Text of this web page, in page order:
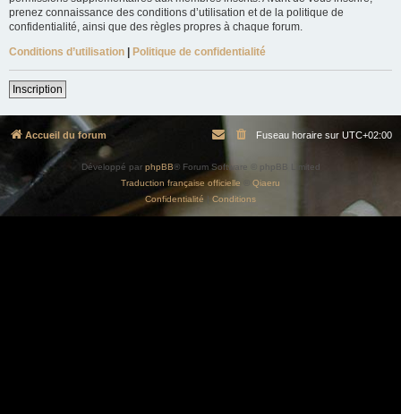
prenez connaissance des conditions d’utilisation et de la politique de
confidentialité, ainsi que des règles propres à chaque forum.
Conditions d’utilisation | Politique de confidentialité
Inscription
Accueil du forum Fuseau horaire sur UTC+02:00
Développé par phpBB® Forum Software © phpBB Limited
Traduction française officielle
Qiaeru
Confidentialité | Conditions